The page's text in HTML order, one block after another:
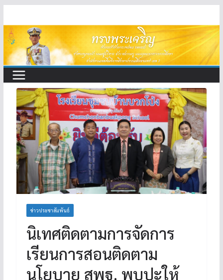
to
content
ข่าวประชาสัมพันธ์
นิเทศติดตามการจัดการ
เรียนการสอนติดตาม
นโยบาย สพฐ. พบปะให้